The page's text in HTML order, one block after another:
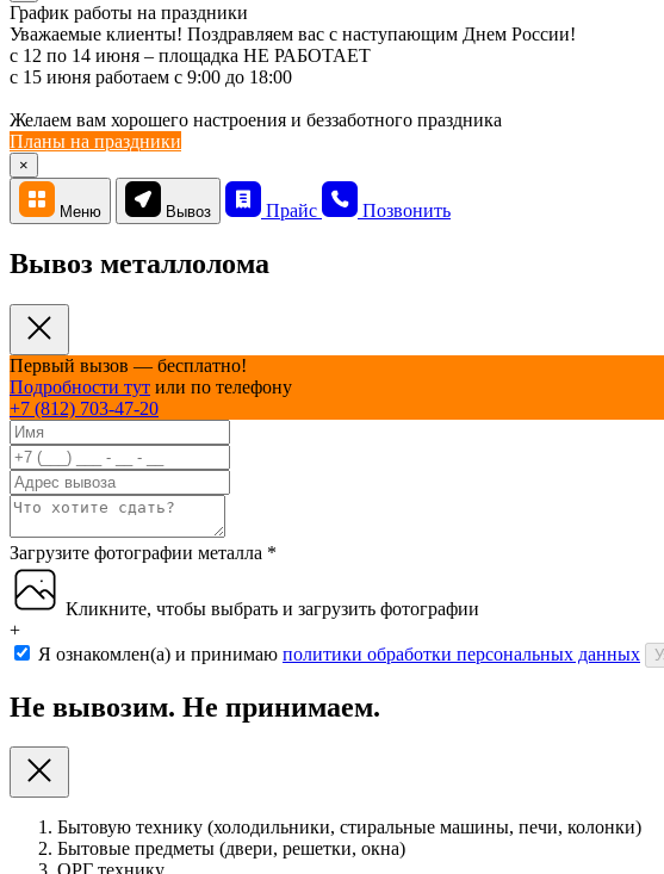
График работы на праздники
Уважаемые клиенты! Поздравляем вас с наступающим Днем России!
с 12 по 14 июня – площадка НЕ РАБОТАЕТ
c 15 июня работаем с 9:00 до 18:00
Желаем вам хорошего настроения и беззаботного праздника
Планы на праздники
×
Меню Вывоз Прайс Позвонить
Вывоз металлолома
Первый вызов — бесплатно!
Подробности тут или по телефону
+7 (812) 703-47-20
Загрузите фотографии металла *
Кликните, чтобы выбрать и загрузить фотографии
+
Я ознакомлен(а) и принимаю политики обработки персональных данных
Не вывозим. Не принимаем.
Бытовую технику (холодильники, стиральные машины, печи, колонки)
Бытовые предметы (двери, решетки, окна)